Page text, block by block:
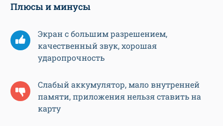
Плюсы и минусы
Экран с большим разрешением,
качественный звук, хорошая
ударопрочность
Слабый аккумулятор, мало внутренней
памяти, приложения нельзя ставить на
карту